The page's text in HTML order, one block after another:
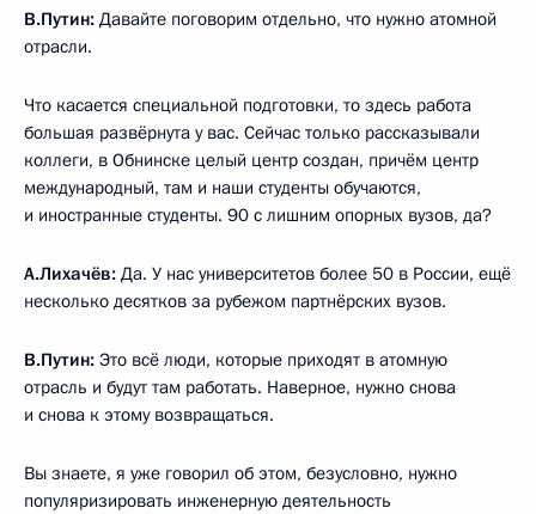
В.Путин: Давайте поговорим отдельно, что нужно атомной
отрасли.
Что касается специальной подготовки, то здесь работа
большая развёрнута у вас. Сейчас только рассказывали
коллеги, в Обнинске целый центр создан, причём центр
международный, там и наши студенты обучаются,
и иностранные студенты. 90 с лишним опорных вузов, да?
А.Лихачёв: Да. У нас университетов более 50 в России, ещё
несколько десятков за рубежом партнёрских вузов.
В.Путин: Это всё люди, которые приходят в атомную
отрасль и будут там работать. Наверное, нужно снова
и снова к этому возвращаться.
Вы знаете, я уже говорил об этом, безусловно, нужно
популяризировать инженерную деятельность